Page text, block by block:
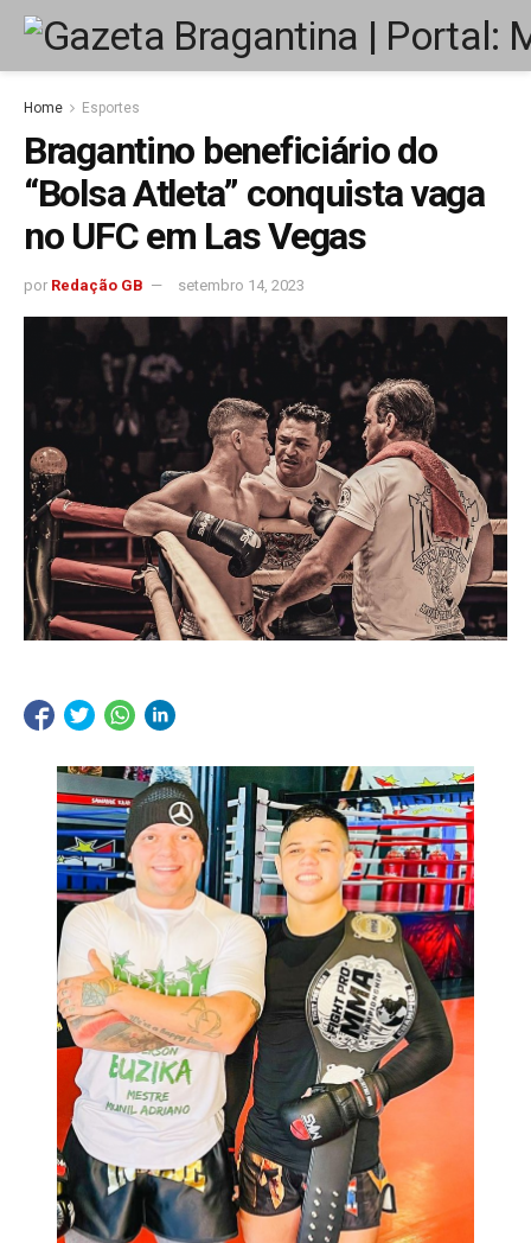
Home Esportes
Bragantino beneficiário do
“Bolsa Atleta” conquista vaga
no UFC em Las Vegas
por Redação GB setembro 14, 2023